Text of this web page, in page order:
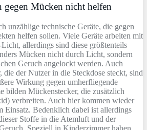
gegen Mücken nicht helfen
unzählige technische Geräte, die gegen
helfen sollen. Viele Geräte arbeiten mit
allerdings sind diese größtenteils
Mücken nicht durch Licht, sondern
Geruch angelockt werden. Auch
die der Nutzer in die Steckdose steckt, sind
Wirkung gegen umherfliegende
bilden Mückenstecker, die zusätzlich
verbreiten. Auch hier kommen wieder
Einsatz. Bedenklich dabei ist allerdings
Stoffe in die Atemluft und der
Speziell in Kinderzimmer haben